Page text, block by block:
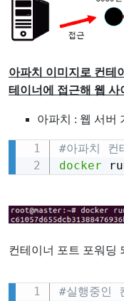
아파치 이미지로 컨테
테이너에 접근해 웹 사
아파치 : 웹 서버
#아파치 컨
docker
컨테이너 포트 포워딩
#실행중인